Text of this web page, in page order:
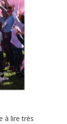
à lire très